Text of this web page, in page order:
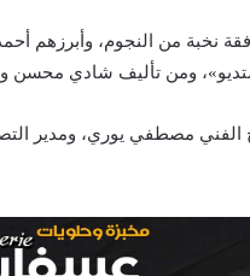
نخبة من النجوم، وأبرزهم
ومن تأليف شادي محسن
مصطفي يوري، ومدير